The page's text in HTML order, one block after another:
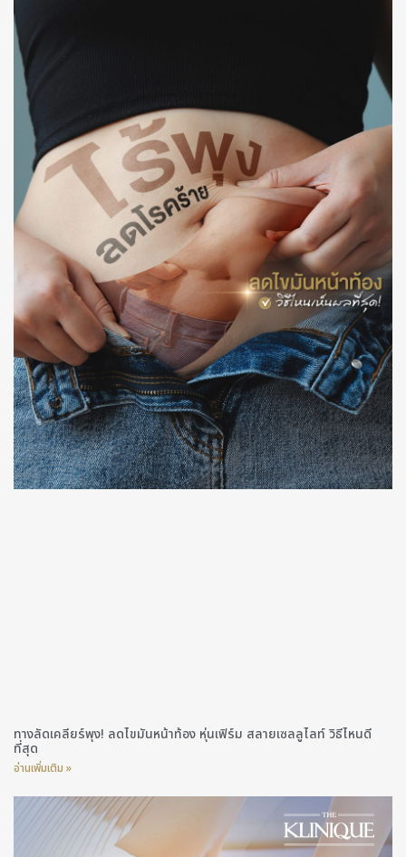
ทางลัดเคลียร์พุง! ลดไขมันหน้าท้อง หุ่นเฟิร์ม สลายเซลลูไลท์ วิธีไหนดี
ที่สุด
อ่านเพิ่มเติม »